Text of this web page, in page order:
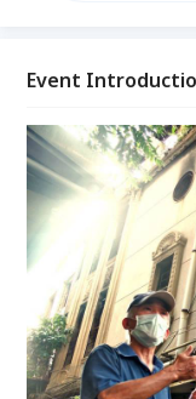
Event